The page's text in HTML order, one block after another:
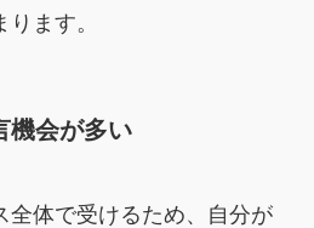
ます。
機会が多い
全体で受けるため、自分が